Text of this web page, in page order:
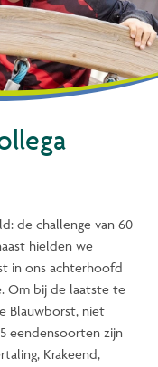
de challenge van 60
hielden we
in ons achterhoofd
Om bij de laatste te
Blauwborst, niet
eendensoorten zijn
Krakeend,